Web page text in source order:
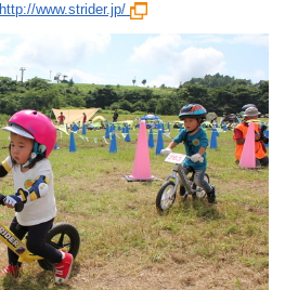
http://www.strider.jp/